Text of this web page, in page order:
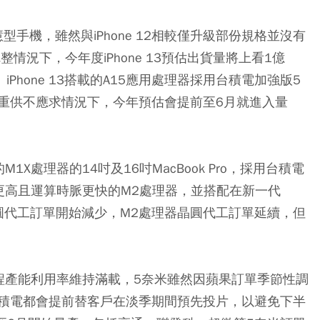
手機，雖然與iPhone 12相較僅升級部份規格並沒有
情況下，今年度iPhone 13預估出貨量將上看1億
13搭載的A15應用處理器採用台積電加強版5
供不應求情況下，今年預估會提前至6月就進入量
處理器的14吋及16吋MacBook Pro，採用台積電
且運算時脈更快的M2處理器，並搭配在新一代
工訂單開始減少，M2處理器晶圓代工訂單延續，但
能利用率維持滿載，5奈米雖然因蘋果訂單季節性調
電都會提前替客戶在淡季期間預先投片，以避免下半